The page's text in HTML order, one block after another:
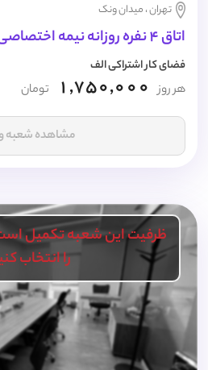
تهران ، میدان ونک
اتاق 4 نفره روزانه نیمه اختصاصی
فضای کار اشتراکی الف
هر روز 1,750,000 تومان
مشاهده شعبه و
ظرفیت این شعبه تکمیل
را انتخاب